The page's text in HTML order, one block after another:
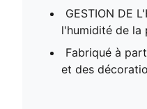
GESTION DE
l'humidité de la
Fabriqué à
et des